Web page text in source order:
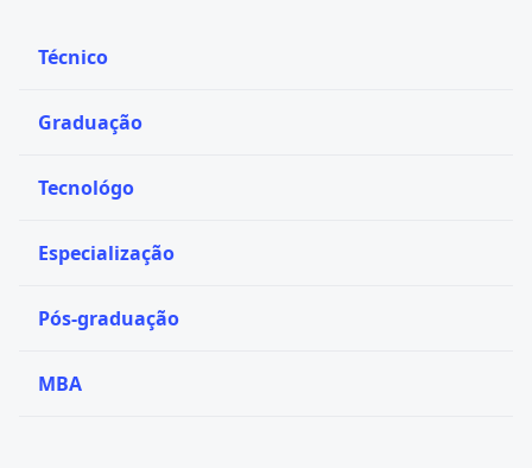
Técnico
Graduação
Tecnológo
Especialização
Pós-graduação
MBA